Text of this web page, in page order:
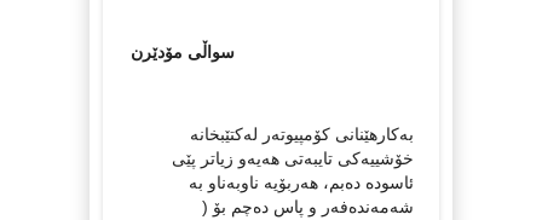
سواڵی مۆدێرن
بەکارهێنانی کۆمپیوتەر لەکتێبخانە
خۆشییەکی تایبەتی هەیەو زیاتر پێی
ئاسودە دەبم، هەربۆیە ناوبەناو بە
شەمەندەفەر و پاس دەچم بۆ (